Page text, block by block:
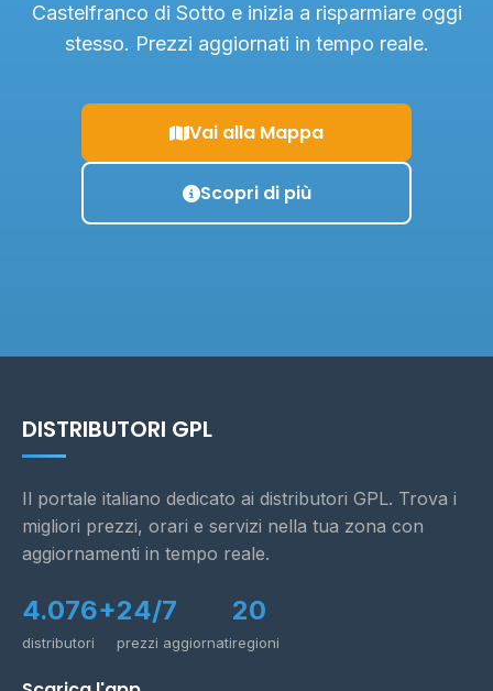
Castelfranco di Sotto e inizia a risparmiare oggi
stesso. Prezzi aggiornati in tempo reale.
Vai alla Mappa
Scopri di più
DISTRIBUTORI GPL
Il portale italiano dedicato ai distributori GPL. Trova i
migliori prezzi, orari e servizi nella tua zona con
aggiornamenti in tempo reale.
4.076+
distributori
24/7
prezzi aggiornati
20
regioni